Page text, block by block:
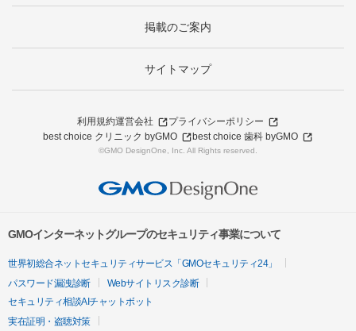
掲載のご案内
サイトマップ
利用規約運営会社
プライバシーポリシー
best choice クリニック byGMO
best choice 歯科 byGMO
©GMO DesignOne, Inc. All Rights reserved.
GMOインターネットグループのセキュリティ事業について
世界初総合ネットセキュリティサービス「GMOセキュリティ24」
パスワード漏洩診断
Webサイトリスク診断
セキュリティ相談AIチャットボット
実在証明・盗聴対策